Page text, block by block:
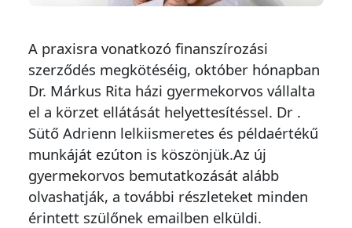
A praxisra vonatkozó finanszírozási
szerződés megkötéséig, október hónapban
Dr. Márkus Rita házi gyermekorvos vállalta
el a körzet ellátását helyettesítéssel. Dr .
Sütő Adrienn lelkiismeretes és példaértékű
munkáját ezúton is köszönjük.Az új
gyermekorvos bemutatkozását alább
olvashatják, a további részleteket minden
érintett szülőnek emailben elküldi.